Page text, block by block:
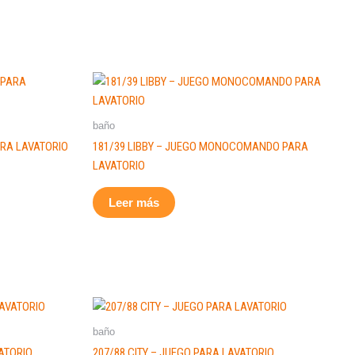
LAVATORIO
baño
181/39 LIBBY – JUEGO MONOCOMANDO PARA
LAVATORIO
Leer más
baño